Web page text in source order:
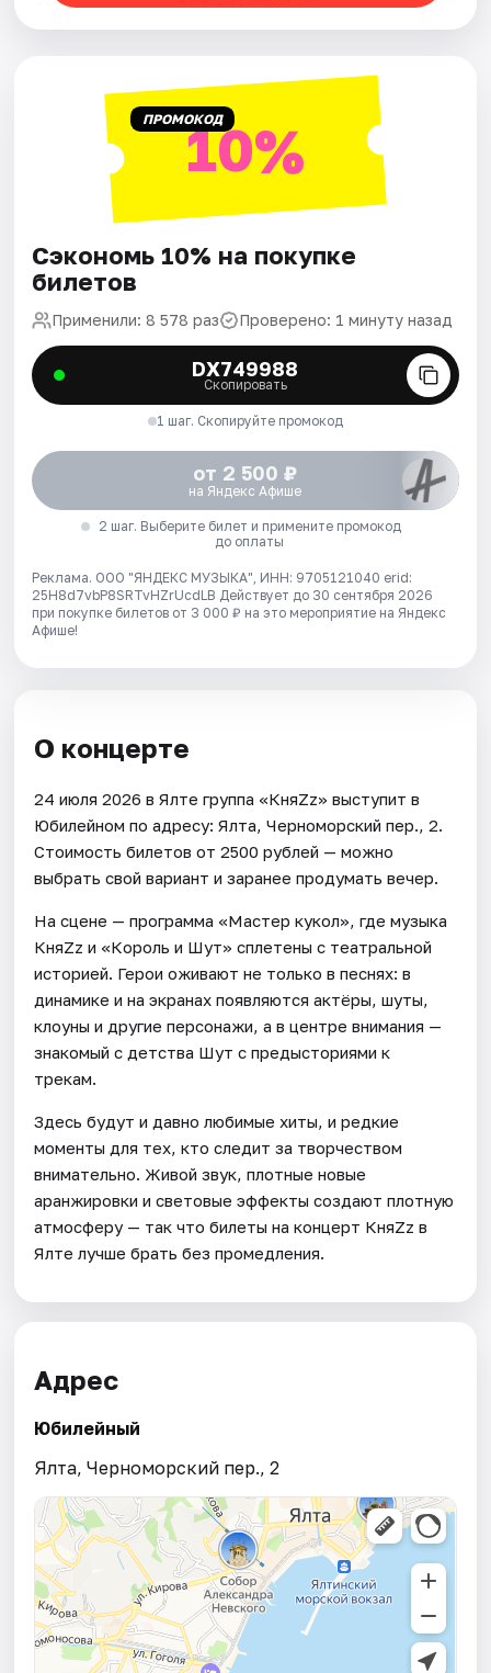
ПРОМОКОД10%
Сэкономь 10% на покупке
билетов
Применили: 8 578 раз Проверено: 1 минуту назад
DX749988
Скопировать
1 шаг. Скопируйте промокод
от 2 500 ₽
на Яндекс Афише
2 шаг. Выберите билет и примените промокод
до оплаты
Реклама. ООО "ЯНДЕКС МУЗЫКА", ИНН: 9705121040 erid:
25H8d7vbP8SRTvHZrUcdLB Действует до 30 сентября 2026
при покупке билетов от 3 000 ₽ на это мероприятие на Яндекс
Афише!
О концерте
24 июля 2026 в Ялте группа «КняZz» выступит в
Юбилейном по адресу: Ялта, Черноморский пер., 2.
Стоимость билетов от 2500 рублей — можно
выбрать свой вариант и заранее продумать вечер.
На сцене — программа «Мастер кукол», где музыка
КняZz и «Король и Шут» сплетены с театральной
историей. Герои оживают не только в песнях: в
динамике и на экранах появляются актёры, шуты,
клоуны и другие персонажи, а в центре внимания —
знакомый с детства Шут с предысториями к
трекам.
Здесь будут и давно любимые хиты, и редкие
моменты для тех, кто следит за творчеством
внимательно. Живой звук, плотные новые
аранжировки и световые эффекты создают плотную
атмосферу — так что билеты на концерт КняZz в
Ялте лучше брать без промедления.
Адрес
Юбилейный
Ялта, Черноморский пер., 2